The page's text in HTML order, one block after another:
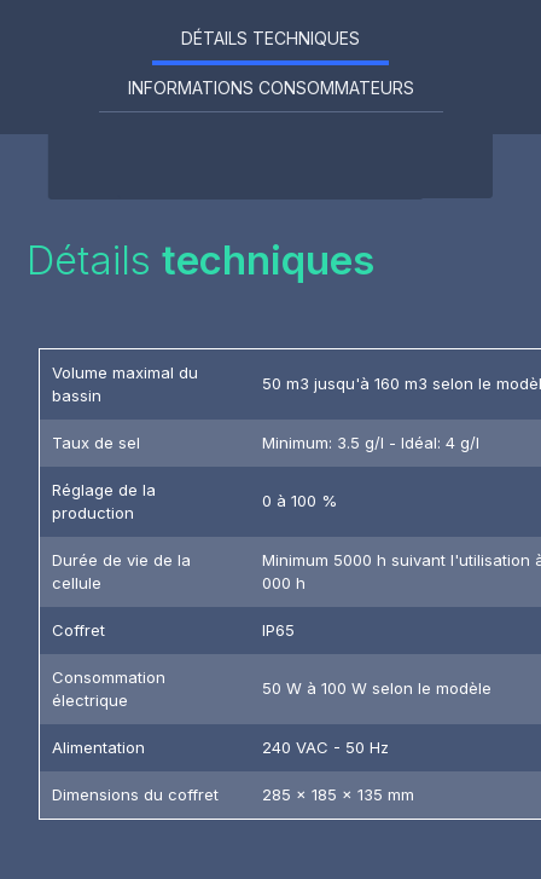
DÉTAILS TECHNIQUES
INFORMATIONS CONSOMMATEURS
Détailstechniques
Volume maximal du
bassin
50 m3 jusqu'à 160 m3 selon le
Taux de sel Minimum: 3.5 g/l - Idéal: 4 g/l
Réglage de la
production
0 à 100 %
Durée de vie de la
cellule
Minimum 5000 h suivant l'utilisation
000 h
Coffret IP65
Consommation
électrique
50 W à 100 W selon le modèle
Alimentation 240 VAC - 50 Hz
Dimensions du coffret 285 x 185 x 135 mm